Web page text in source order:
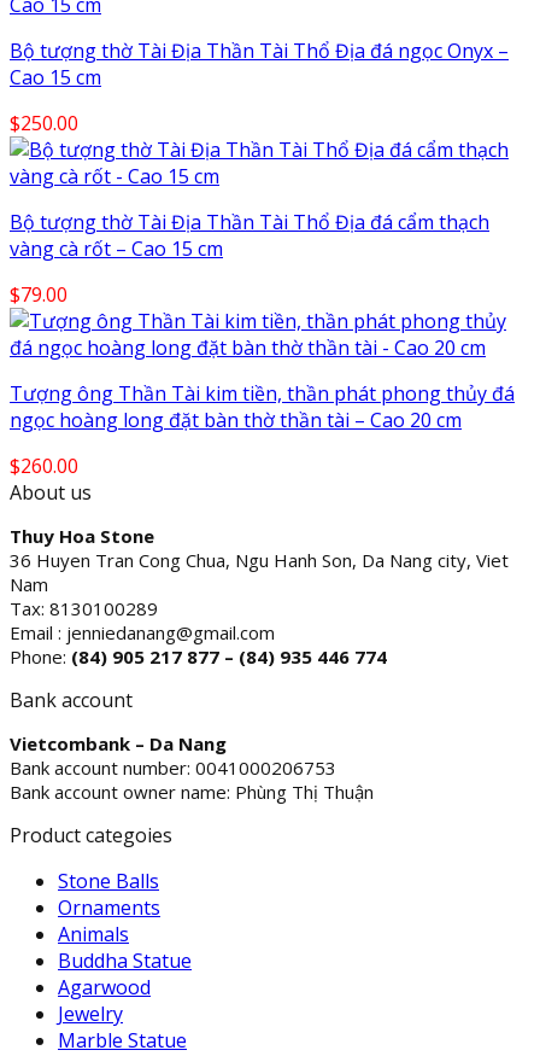
Bộ tượng thờ Tài Địa Thần Tài Thổ Địa đá ngọc Onyx –
Cao 15 cm
$250.00
Bộ tượng thờ Tài Địa Thần Tài Thổ Địa đá cẩm thạch
vàng cà rốt – Cao 15 cm
$79.00
Tượng ông Thần Tài kim tiền, thần phát phong thủy đá
ngọc hoàng long đặt bàn thờ thần tài – Cao 20 cm
$260.00
About us
Thuy Hoa Stone
36 Huyen Tran Cong Chua, Ngu Hanh Son, Da Nang city, Viet
Nam
Tax: 8130100289
Email : jenniedanang@gmail.com
Phone: (84) 905 217 877 – (84) 935 446 774
Bank account
Vietcombank – Da Nang
Bank account number: 0041000206753
Bank account owner name: Phùng Thị Thuận
Product categoies
Stone Balls
Ornaments
Animals
Buddha Statue
Agarwood
Jewelry
Marble Statue